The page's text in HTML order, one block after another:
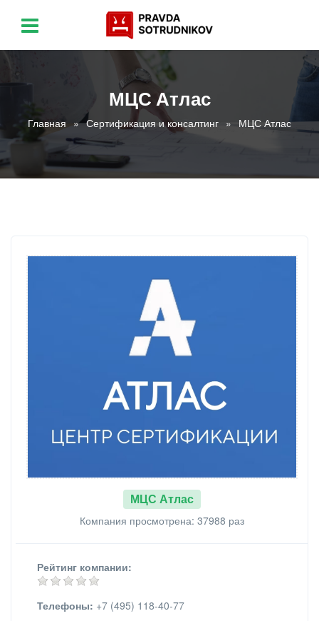
МЦС Атлас
Главная Сертификация и консалтинг МЦС Атлас
МЦС Атлас
Компания просмотрена: 37988 раз
Рейтинг компании:
Телефоны: +7 (495) 118-40-77